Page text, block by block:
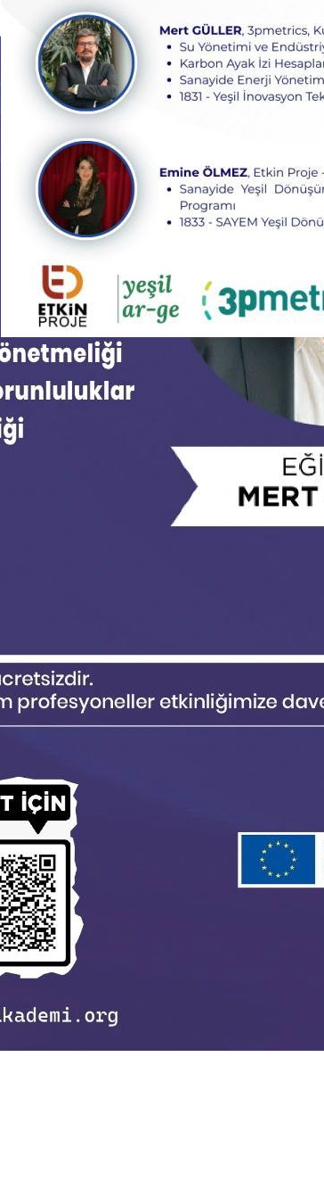
Bursa OSB Yeşil Dönüşüm
Aralık 1, 2025
bursa osb
seminer, su
eğitimi
Bursa’da Yeşil Dönüşüm Semineri’nde
birliğiyle düzenlediğimiz Yeşil Dönüşüm
şekillendirecek kritik konuları ele alıyoruz.